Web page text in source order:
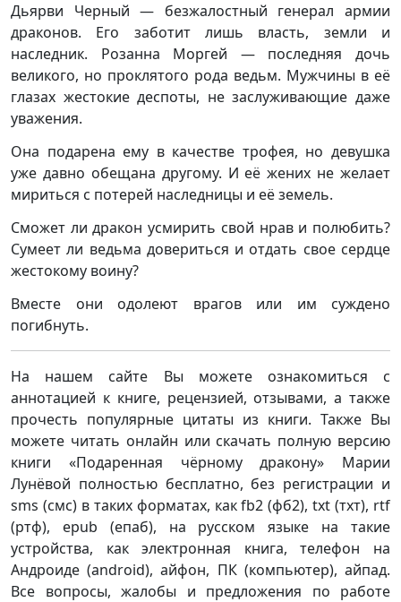
Дьярви Черный — безжалостный генерал армии
драконов. Его заботит лишь власть, земли и
наследник. Розанна Моргей — последняя дочь
великого, но проклятого рода ведьм. Мужчины в её
глазах жестокие деспоты, не заслуживающие даже
уважения.
Она подарена ему в качестве трофея, но девушка
уже давно обещана другому. И её жених не желает
мириться с потерей наследницы и её земель.
Сможет ли дракон усмирить свой нрав и полюбить?
Сумеет ли ведьма довериться и отдать свое сердце
жестокому воину?
Вместе они одолеют врагов или им суждено
погибнуть.
На нашем сайте Вы можете ознакомиться с
аннотацией к книге, рецензией, отзывами, а также
прочесть популярные цитаты из книги. Также Вы
можете читать онлайн или скачать полную версию
книги «Подаренная чёрному дракону» Марии
Лунёвой полностью бесплатно, без регистрации и
sms (смс) в таких форматах, как fb2 (фб2), txt (тхт), rtf
(ртф), epub (епаб), на русском языке на такие
устройства, как электронная книга, телефон на
Андроиде (android), айфон, ПК (компьютер), айпад.
Все вопросы, жалобы и предложения по работе